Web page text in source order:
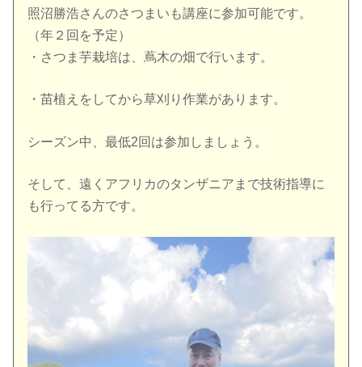
照沼勝浩さんのさつまいも講座に参加可能です。
（年２回を予定）
・さつま芋栽培は、蔦木の畑で行います。
・苗植えをしてから草刈り作業があります。
シーズン中、最低2回は参加しましょう。
そして、遠くアフリカのタンザニアまで技術指導に
も行ってる方です。